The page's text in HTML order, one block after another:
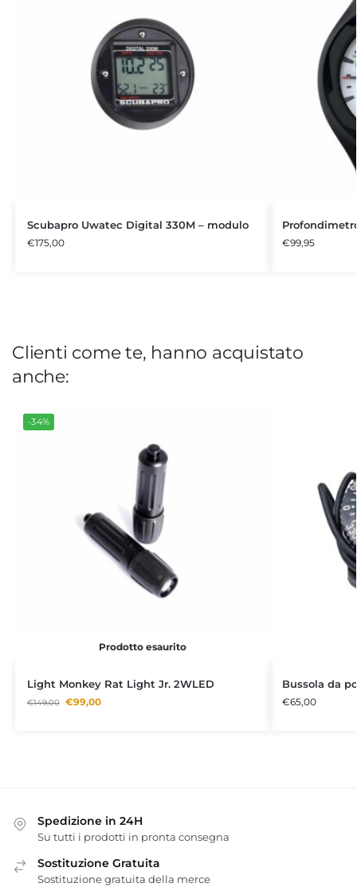
Scubapro Uwatec Digital 330M – modulo
€175,00 €99,95
Clienti come te, hanno acquistato
anche:
-34%
Prodotto esaurito
Light Monkey Rat Light Jr. 2WLED
€149,00 €99,00
Bussola da
€65,00
Spedizione in 24H
Su tutti i prodotti in pronta consegna
Sostituzione Gratuita
Sostituzione gratuita della merce